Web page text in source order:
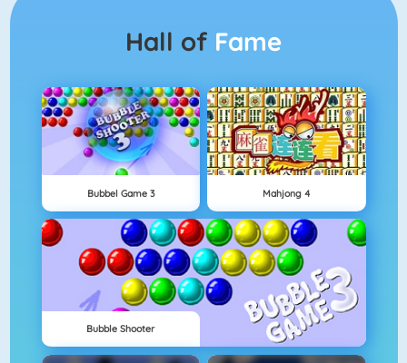
Hall of Fame
Bubbel Game 3 Mahjong 4
Bubble Shooter